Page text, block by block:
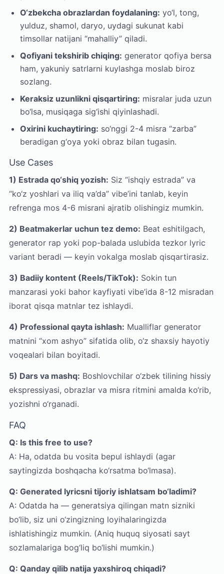
O‘zbekcha obrazlardan foydalaning: yo‘l, tong,
yulduz, shamol, daryo, uydagi sukunat kabi
timsollar natijani “mahalliy” qiladi.
Qofiyani tekshirib chiqing: generator qofiya bersa
ham, yakuniy satrlarni kuylashga moslab biroz
sozlang.
Keraksiz uzunlikni qisqartiring: misralar juda uzun
bo‘lsa, musiqaga sig‘ishi qiyinlashadi.
Oxirini kuchaytiring: so‘nggi 2-4 misra “zarba”
beradigan g‘oya yoki obraz bilan tugasin.
Use Cases
1) Estrada qo‘shiq yozish: Siz “ishqiy estrada” va
“ko‘z yoshlari va iliq va’da” vibe’ini tanlab, keyin
refrenga mos 4-6 misrani ajratib olishingiz mumkin.
2) Beatmakerlar uchun tez demo: Beat eshitilgach,
generator rap yoki pop-balada uslubida tezkor lyric
variant beradi — keyin vokalga moslab qisqartirasiz.
3) Badiiy kontent (Reels/TikTok): Sokin tun
manzarasi yoki bahor kayfiyati vibe’ida 8-12 misradan
iborat qisqa matnlar tez ishlaydi.
4) Professional qayta ishlash: Mualliflar generator
matnini “xom ashyo” sifatida olib, o‘z shaxsiy hayotiy
voqealari bilan boyitadi.
5) Dars va mashq: Boshlovchilar o‘zbek tilining hissiy
ekspressiyasi, obrazlar va misra ritmini amalda ko‘rib,
yozishni o‘rganadi.
FAQ
Q: Is this free to use?
A: Ha, odatda bu vosita bepul ishlaydi (agar
saytingizda boshqacha ko‘rsatma bo‘lmasa).
Q: Generated lyricsni tijoriy ishlatsam bo‘ladimi?
A: Odatda ha — generatsiya qilingan matn sizniki
bo‘lib, siz uni o‘zingizning loyihalaringizda
ishlatishingiz mumkin. (Aniq huquq siyosati sayt
sozlamalariga bog‘liq bo‘lishi mumkin.)
Q: Qanday qilib natija yaxshiroq chiqadi?